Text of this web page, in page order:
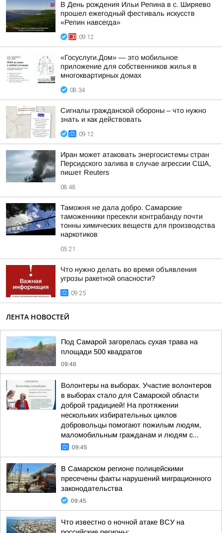
В День рождения Ильи Репина в с. Ширяево
прошел ежегодный фестиваль искусств
«Репин навсегда»
09:12
«Госуслуги.Дом» — это мобильное
приложение для собственников жилья в
многоквартирных домах
08:34
Сигналы гражданской обороны – что нужно
знать и как действовать
09:12
Иран может атаковать энергосистемы стран
Персидского залива в случае агрессии США,
пишет Reuters
08:48
Таможня не дала добро. Самарские
таможенники пресекли контрабанду почти
тонны химических веществ для производства
наркотиков
05:21
Что нужно делать во время объявления
угрозы ракетной опасности?
09:25
ЛЕНТА НОВОСТЕЙ
Под Самарой загорелась сухая трава на
площади 500 квадратов
09:48
Волонтеры на выборах. Участие волонтеров
в выборах стало для Самарской области
доброй традицией! На протяжении
нескольких избирательных циклов
добровольцы помогают пожилым людям,
маломобильным гражданам и людям с...
09:45
В Самарском регионе полицейскими
пресечены факты нарушений миграционного
законодательства
09:45
Что известно о ночной атаке ВСУ на